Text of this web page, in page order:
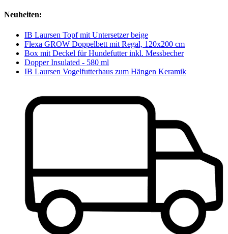
Neuheiten:
IB Laursen Topf mit Untersetzer beige
Flexa GROW Doppelbett mit Regal, 120x200 cm
Box mit Deckel für Hundefutter inkl. Messbecher
Dopper Insulated - 580 ml
IB Laursen Vogelfutterhaus zum Hängen Keramik